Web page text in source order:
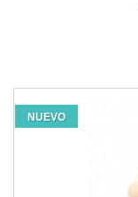
NUEVO